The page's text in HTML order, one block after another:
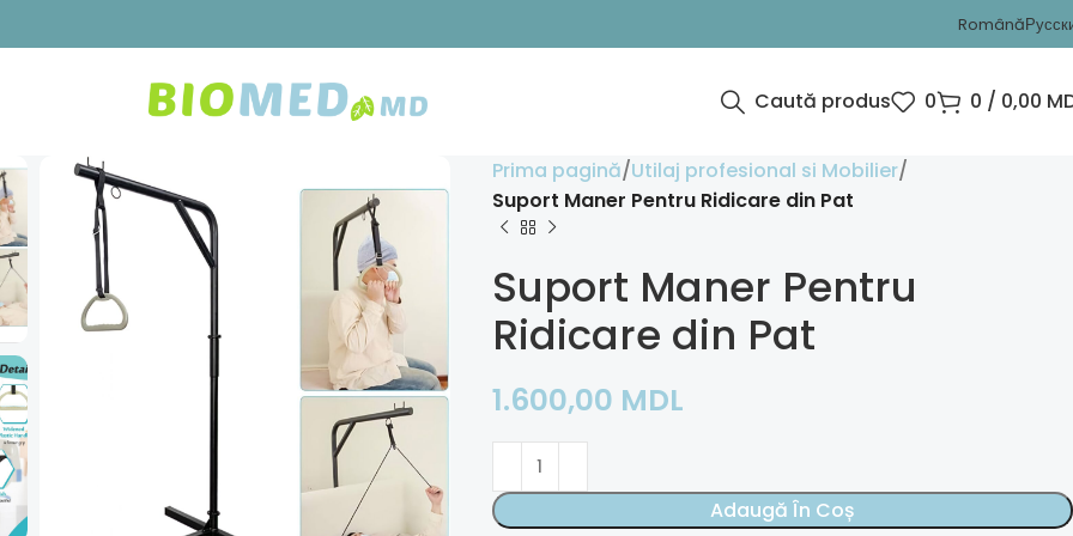
Română
Caută produs 0 0 / 0,00
Prima pagină Utilaj profesional si Mobilier
Suport Maner Pentru Ridicare din Pat
Suport Maner Pentru
Ridicare din Pat
1.600,00 MDL
Adaugă În Coș